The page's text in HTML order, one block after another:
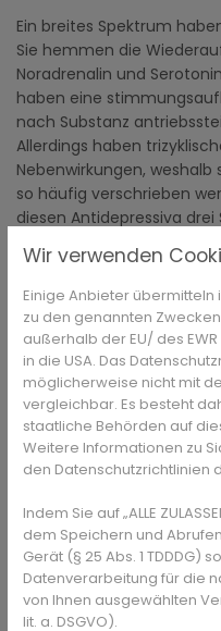
Ein breites Spektrum
Sie hemmen die
Noradrenalin und
haben eine
nach Substanz
Allerdings haben
Nebenwirkungen,
so häufig verschrieben
diesen Antidepressiva
Unruhezuständen
Imipramin-Typ wirken
Sie haben Fragen
Medikamente/
Gesundheits-
Region beraten Sie
Expertensuche.
Hemmung von
Serotonin
Tetrazyklische
Wir verwenden
Einige Anbieter
zu den genannten
außerhalb der EU/ des
in die USA. Das
möglicherweise nicht mit
vergleichbar. Es besteht
staatliche Behörden auf
Weitere Informationen zu
den Datenschutzrichtlinien
Indem Sie auf „ALLE
dem Speichern und
Gerät (§ 25 Abs. 1 TDDDG)
Datenverarbeitung für die
von Ihnen ausgewählten
lit. a. DSGVO).